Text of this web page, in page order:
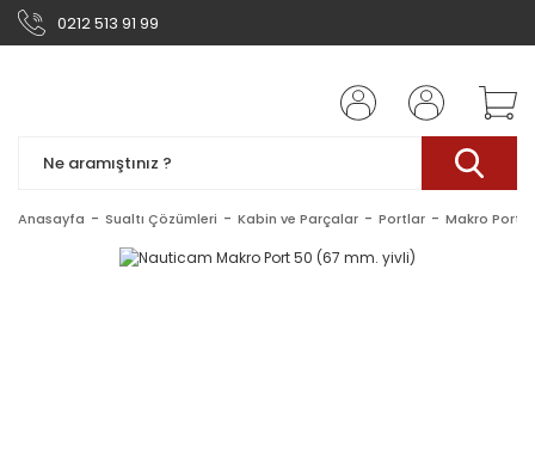
0212 513 91 99
Anasayfa Sualtı Çözümleri Kabin ve Parçalar Portlar Makro